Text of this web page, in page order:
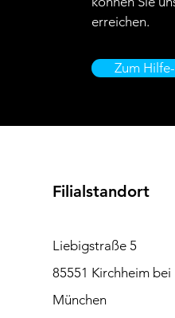
erreichen.
Zum
Filialstandort
Liebigstraße 5
85551 Kirchheim bei
München